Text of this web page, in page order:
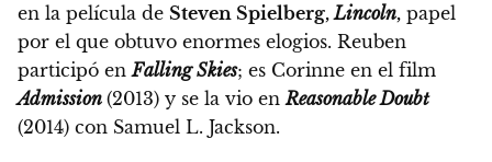
en la película de Steven Spielberg,Lincoln, papel
por el que obtuvo enormes elogios. Reuben
participó enFalling Skies; es Corinne en el film
Admission (2013) y se la vio enReasonable Doubt
(2014) con Samuel L. Jackson.